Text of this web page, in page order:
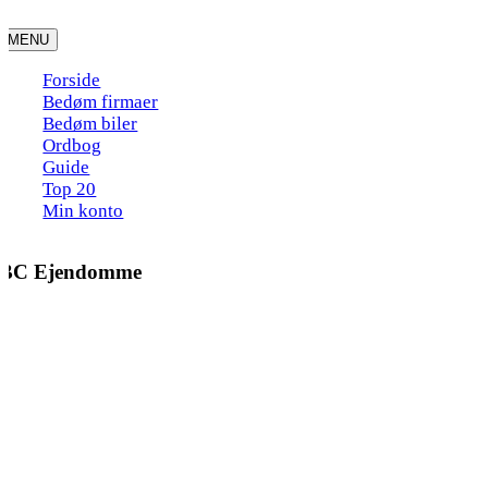
to
content
MENU
Forside
Bedøm firmaer
Bedøm biler
Ordbog
Guide
Top 20
Min konto
Ejendomme